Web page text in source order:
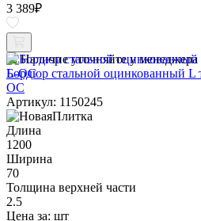
3 389₽
Наличие уточняйте у менеджера
Бордюр стальной оцинкованный L
ОС
Артикул: 1150245
Длина
1200
Ширина
70
Толщина верхней части
2.5
Цена за: шт